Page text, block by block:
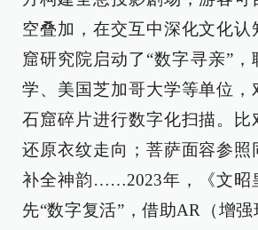
空叠加，在交互中深化文化认
窟研究院启动了“数字寻亲”，
学、美国芝加哥大学等单位，
石窟碎片进行数字化扫描。比
还原衣纹走向；菩萨面容参照
补全神韵……2023年，《文昭
先“数字复活”，借助AR（增